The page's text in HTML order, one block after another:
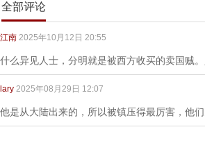
全部评论
江南 2025年10月12日 20:55
什么异见人士，分明就是被西方收买的卖国贼。
lary 2025年08月29日 12:07
他是从大陆出来的，所以被镇压得最厉害，他